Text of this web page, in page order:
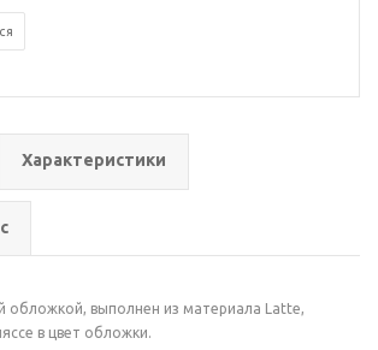
Характеристики
обложкой, выполнен из материала Latte,
в цвет обложки.